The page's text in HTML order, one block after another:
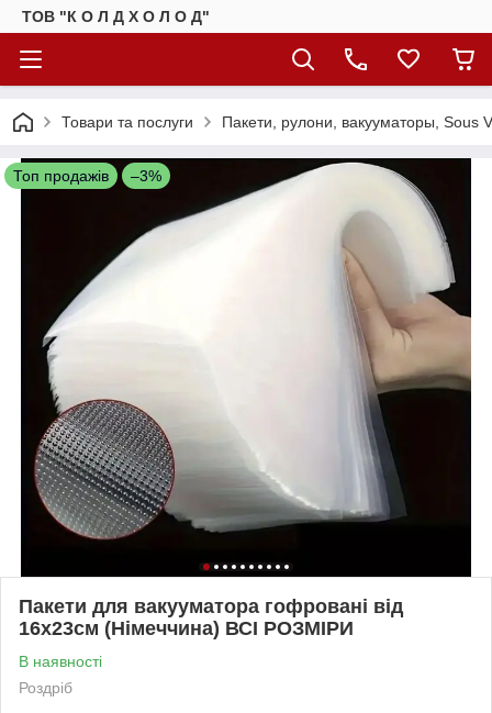
ТОВ "К О Л Д Х О Л О Д"
Товари та послуги Пакети, рулони, вакууматоры, Sous
Топ продажів –3%
Пакети для вакууматора гофровані від
16х23см (Німеччина) ВСІ РОЗМІРИ
В наявності
Роздріб